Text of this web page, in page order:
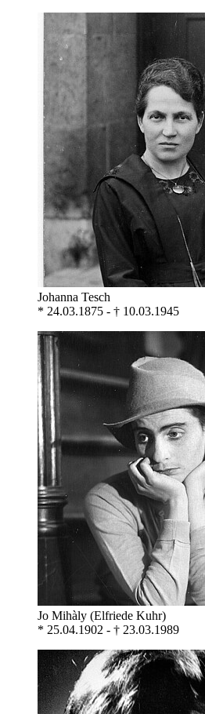
Johanna Tesch
* 24.03.1875 - † 10.03.1945
Jo Mihàly (Elfriede Kuhr)
* 25.04.1902 - † 23.03.1989